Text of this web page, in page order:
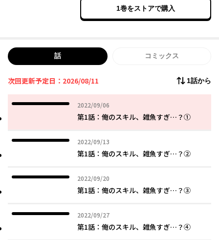
1巻をストアで購入
話 コミックス
次回更新予定日：2026/08/11 1話から
2022/09/06
2022年09月06日
第1話：俺のスキル、雑魚すぎ…？①
2022/09/13
2022年09月13日
第1話：俺のスキル、雑魚すぎ…？②
2022/09/20
2022年09月20日
第1話：俺のスキル、雑魚すぎ…？③
2022/09/27
2022年09月27日
第1話：俺のスキル、雑魚すぎ…？④